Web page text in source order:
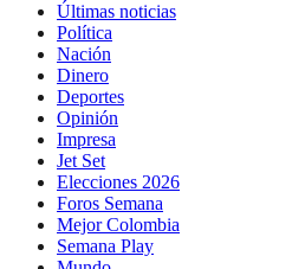
Últimas noticias
Política
Nación
Dinero
Deportes
Opinión
Impresa
Jet Set
Elecciones 2026
Foros Semana
Mejor Colombia
Semana Play